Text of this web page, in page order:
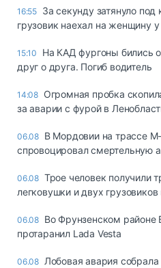
16:55 За секунду затянуло
грузовик наехал на женщину
15:10
На КАД фургоны бились
друг о друга. Погиб водитель
14:08 Огромная пробка
за аварии с фурой в
06.08 В Мордовии на трассе
спровоцировал смертельную
06.08 Трое человек получили
легковушки и двух
06.08 Во Фрунзенском
протаранил Lada Vesta
06.08 Лобовая авария